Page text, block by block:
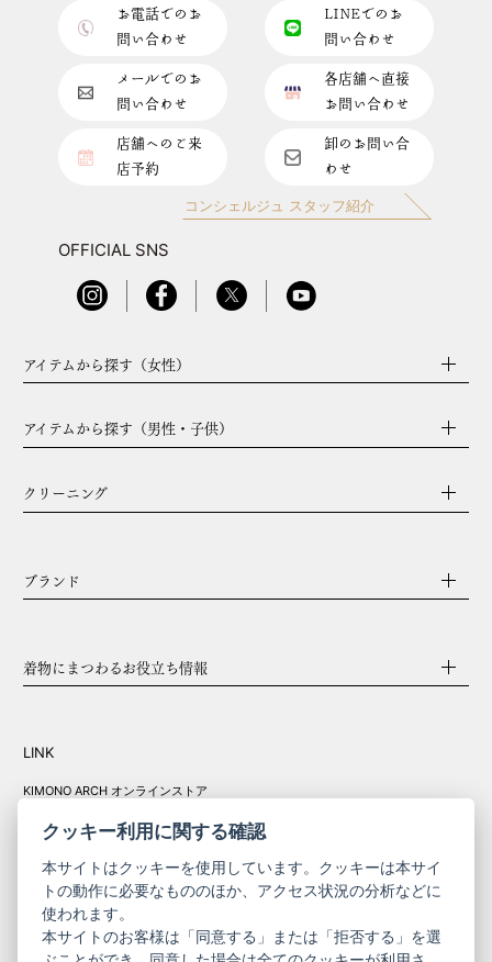
お電話でのお
問い合わせ
LINEでのお
問い合わせ
メールでのお
問い合わせ
各店舗へ直接
お問い合わせ
店舗へのご来
店予約
卸のお問い合
わせ
コンシェルジュ スタッフ紹介
OFFICIAL SNS
アイテムから探す（女性）
アイテムから探す（男性・子供）
クリーニング
ブランド
着物にまつわるお役立ち情報
LINK
KIMONO ARCH オンラインストア
コーポレート
きものやまと振
袖
クッキー利用に関する確認
本サイトはクッキーを使用しています。クッキーは本サイ
トの動作に必要なもののほか、アクセス状況の分析などに
使われます。
本サイトのお客様は「同意する」または「拒否する」を選